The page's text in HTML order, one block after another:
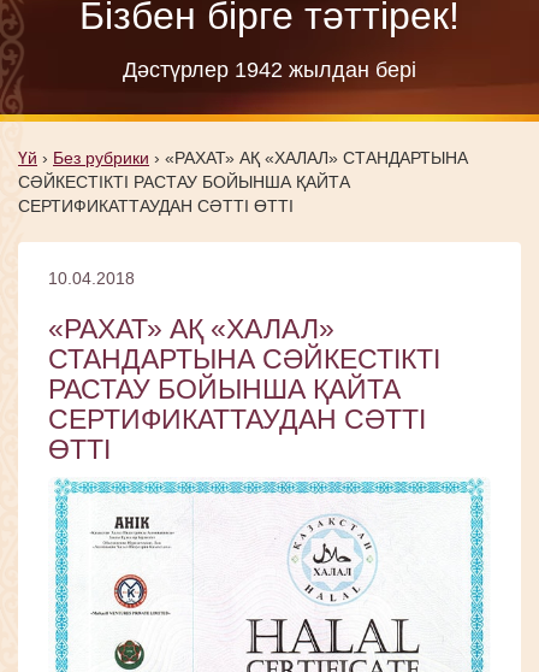
Бізбен бірге тәттірек!
Дәстүрлер 1942 жылдан берi
Үй › Без рубрики › «РАХАТ» АҚ «ХАЛАЛ» СТАНДАРТЫНА
СӘЙКЕСТІКТІ РАСТАУ БОЙЫНША ҚАЙТА
СЕРТИФИКАТТАУДАН СӘТТІ ӨТТІ
10.04.2018
«РАХАТ» АҚ «ХАЛАЛ»
СТАНДАРТЫНА СӘЙКЕСТІКТІ
РАСТАУ БОЙЫНША ҚАЙТА
СЕРТИФИКАТТАУДАН СӘТТІ
ӨТТІ